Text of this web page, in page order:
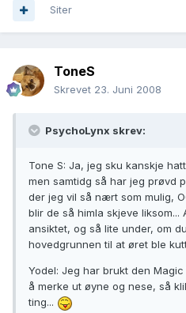
Siter
ToneS
Skrevet 23. Juni 2008
PsychoLynx skrev:
Tone S: Ja, jeg sku kanskje
men samtidg så har jeg prøvd
der jeg vil så nært som mulig,
blir de så himla skjeve
ansiktet, og så lite under, om
hovedgrunnen til at øret ble
Yodel: Jeg har brukt den
å merke ut øyne og nese, så
ting...